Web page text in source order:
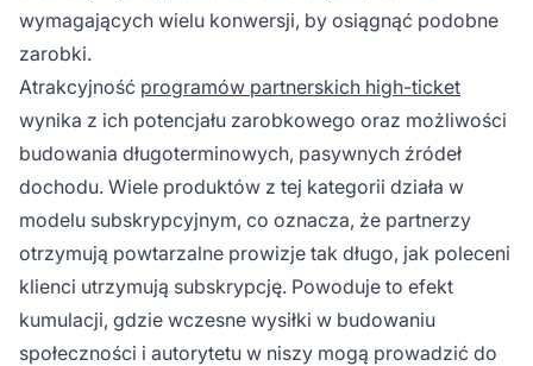
wymagających wielu konwersji, by osiągnąć podobne
zarobki.
Atrakcyjność programów partnerskich high-ticket
wynika z ich potencjału zarobkowego oraz możliwości
budowania długoterminowych, pasywnych źródeł
dochodu. Wiele produktów z tej kategorii działa w
modelu subskrypcyjnym, co oznacza, że partnerzy
otrzymują powtarzalne prowizje tak długo, jak poleceni
klienci utrzymują subskrypcję. Powoduje to efekt
kumulacji, gdzie wczesne wysiłki w budowaniu
społeczności i autorytetu w niszy mogą prowadzić do